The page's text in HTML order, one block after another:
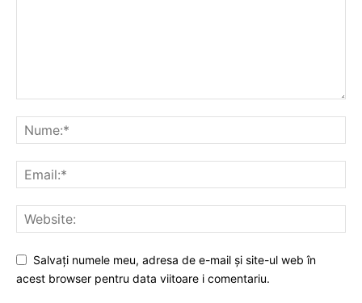
Salvați numele meu, adresa de e-mail și site-ul web în
acest browser pentru data viitoare i comentariu.